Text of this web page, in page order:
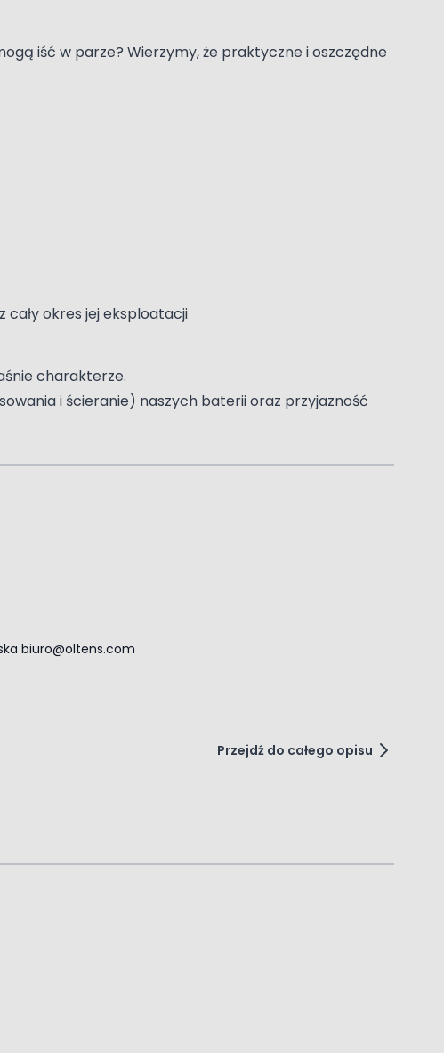
iść w parze? Wierzymy, że praktyczne i oszczędne
cały okres jej eksploatacji
charakterze.
i ścieranie) naszych baterii oraz przyjazność
biuro@oltens.com
Przejdź do całego opisu